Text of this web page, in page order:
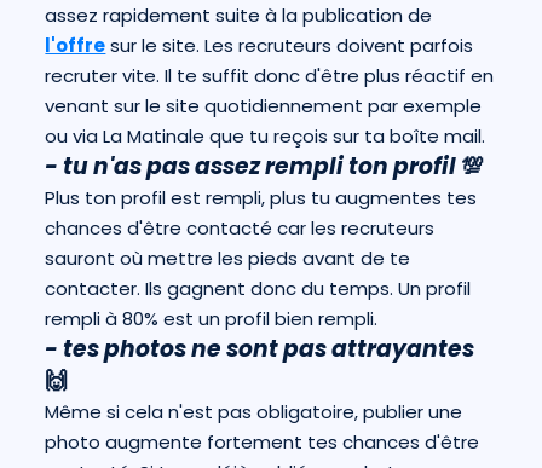
assez rapidement suite à la publication de
l'offresur le site. Les recruteurs doivent parfois
recruter vite. Il te suffit donc d'être plus réactif en
venant sur le site quotidiennement par exemple
ou via La Matinale que tu reçois sur ta boîte mail.
- tu n'as pas assez rempli ton profil💯
Plus ton profil est rempli, plus tu augmentes tes
chances d'être contacté car les recruteurs
sauront où mettre les pieds avant de te
contacter. Ils gagnent donc du temps. Un profil
rempli à 80% est un profil bien rempli.
- tes photos ne sont pas attrayantes
🙌
Même si cela n'est pas obligatoire, publier une
photo augmente fortement tes chances d'être